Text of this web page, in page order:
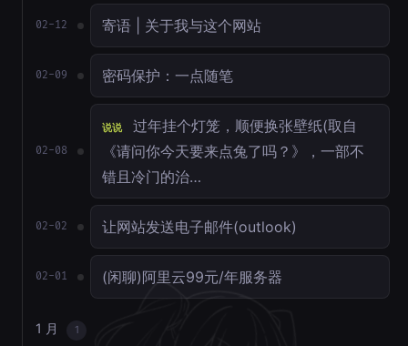
02-12 寄语 | 关于我与这个网站
02-09 密码保护：一点随笔
02-08
说说
过年挂个灯笼，顺便换张壁纸(取自
《请问你今天要来点兔了吗？》，一部不
错且冷门的治…
02-02 让网站发送电子邮件(outlook)
02-01 (闲聊)阿里云99元/年服务器
1 月 1